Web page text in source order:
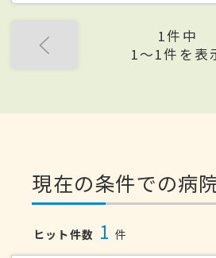
1件中
1〜1件を表
現在の条件での病
ヒット件数 1 件